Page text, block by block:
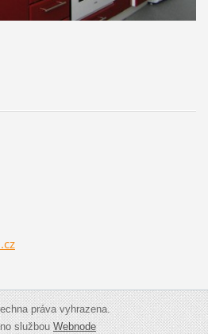
cz
práva vyhrazena.
službouWebnode